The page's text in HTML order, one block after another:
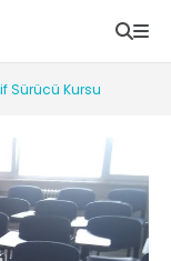
Sürücü Kursu